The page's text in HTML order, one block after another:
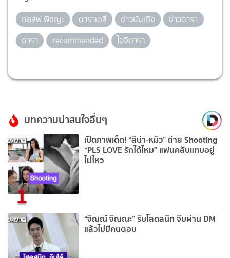
กอล์ฟ พิชญะ ดาราเดลี่ ข่าวบันเทิง
ข่าวดารา
ดารา
recommended ไอจีดารา
บทความน่าสนใจอื่นๆ
1
เปิดภาพเด็ด! “ลีน่า-หมิว” ถ่าย Shooting
“PLS LOVE รักได้ไหม” แฟนคลับแทบอยู่
ไม่ไหว
“จิณณ์ จิณณะ” รับโสดสนิท จีบผ่าน DM
แล้วไม่มีคนตอบ